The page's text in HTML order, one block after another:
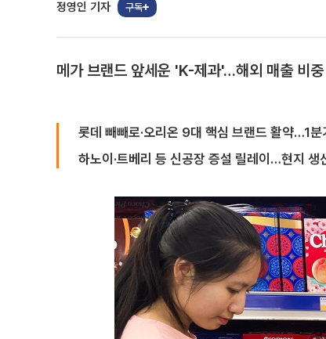
정영인 기자 구독
메가 브랜드 앞세운 'K-제과'…해외 매출 비중
롯데 빼빼로·오리온 9대 핵심 브랜드 활약…1분
하노이·트베리 등 신공장 증설 릴레이…현지 생